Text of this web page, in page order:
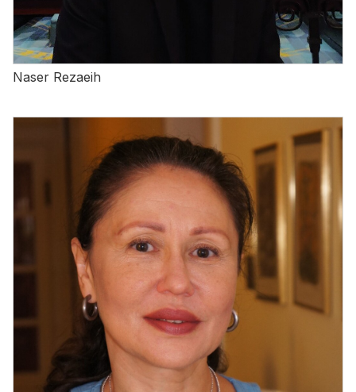
Naser Rezaeih